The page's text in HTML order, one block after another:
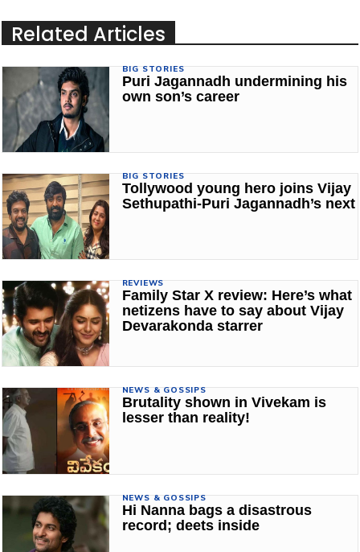
Related Articles
BIG STORIES
Puri Jagannadh undermining his
own son’s career
BIG STORIES
Tollywood young hero joins Vijay
Sethupathi-Puri Jagannadh’s next
REVIEWS
Family Star X review: Here’s what
netizens have to say about Vijay
Devarakonda starrer
NEWS & GOSSIPS
Brutality shown in Vivekam is
lesser than reality!
NEWS & GOSSIPS
Hi Nanna bags a disastrous
record; deets inside